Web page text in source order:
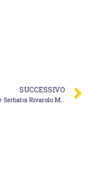
SUCCESSIVO
Pulizia Vasche Serbatoi Rivarolo Mantovano – Metalser – Idrosanitaria e Autospurgo